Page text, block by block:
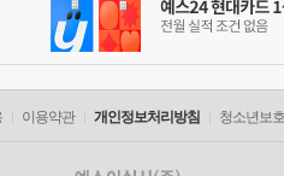
이용약관 개인정보처리방침 청소년보